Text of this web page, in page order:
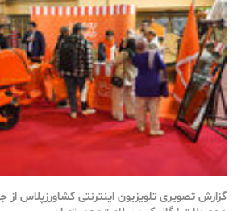
گزارش تصویری تلویزیون اینترنتی کشاورزپلاس از